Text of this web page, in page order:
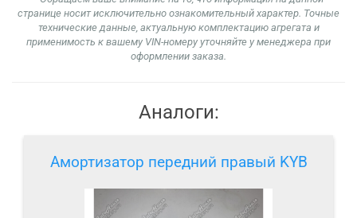
странице носит исключительно ознакомительный характер. Точные
технические данные, актуальную комплектацию агрегата и
применимость к вашему VIN-номеру уточняйте у менеджера при
оформлении заказа.
Аналоги:
Амортизатор передний правый KYB